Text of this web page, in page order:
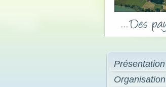
Présentation
Organisation